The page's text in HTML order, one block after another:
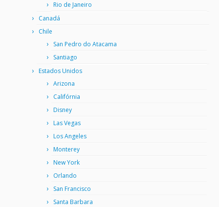
Rio de Janeiro
Canadá
Chile
San Pedro do Atacama
Santiago
Estados Unidos
Arizona
Califórnia
Disney
Las Vegas
Los Angeles
Monterey
New York
Orlando
San Francisco
Santa Barbara